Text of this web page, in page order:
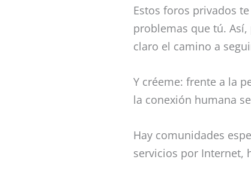
Estos foros privados
problemas que tú.
claro el camino a
Y créeme: frente a la
la conexión humana
Hay comunidades
servicios por Internet,